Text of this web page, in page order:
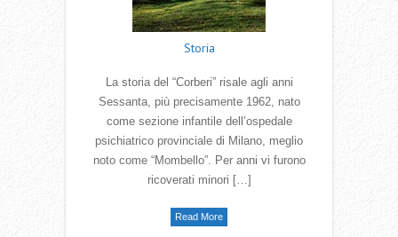
Storia
La storia del “Corberi” risale agli anni
Sessanta, più precisamente 1962, nato
come sezione infantile dell’ospedale
psichiatrico provinciale di Milano, meglio
noto come “Mombello”. Per anni vi furono
ricoverati minori […]
Read More